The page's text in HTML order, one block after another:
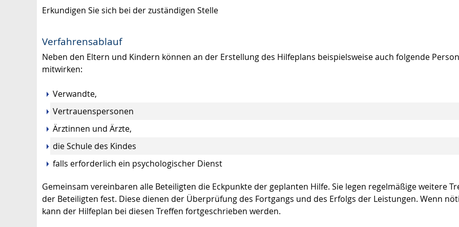
Erkundigen Sie sich bei der zuständigen Stelle
Verfahrensablauf
Neben den Eltern und Kindern können an der Erstellung des Hilfeplans beispielsweise auch folgende
mitwirken:
Verwandte,
Vertrauenspersonen
Ärztinnen und Ärzte,
die Schule des Kindes
falls erforderlich ein psychologischer Dienst
Gemeinsam vereinbaren alle Beteiligten die Eckpunkte der geplanten Hilfe. Sie legen regelmäßige weitere
der Beteiligten fest. Diese dienen der Überprüfung des Fortgangs und des Erfolgs der Leistungen. Wenn
kann der Hilfeplan bei diesen Treffen fortgeschrieben werden.